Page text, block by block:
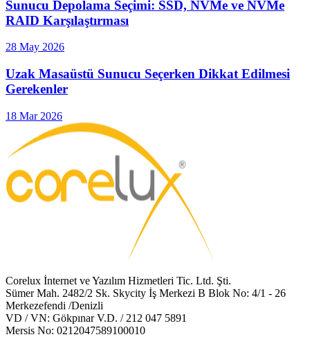
Sunucu Depolama Seçimi: SSD, NVMe ve NVMe
RAID Karşılaştırması
28 May 2026
Uzak Masaüstü Sunucu Seçerken Dikkat Edilmesi
Gerekenler
18 Mar 2026
Corelux İnternet ve Yazılım Hizmetleri Tic. Ltd. Şti.
Sümer Mah. 2482/2 Sk. Skycity İş Merkezi B Blok No: 4/1 - 26
Merkezefendi /Denizli
VD / VN: Gökpınar V.D. / 212 047 5891
Mersis No: 0212047589100010